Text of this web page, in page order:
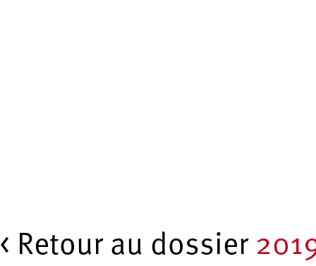
< Retour au dossier